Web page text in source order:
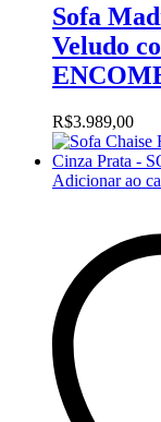
Sofa
Veludo
R$3.989,00
Adicionar ao